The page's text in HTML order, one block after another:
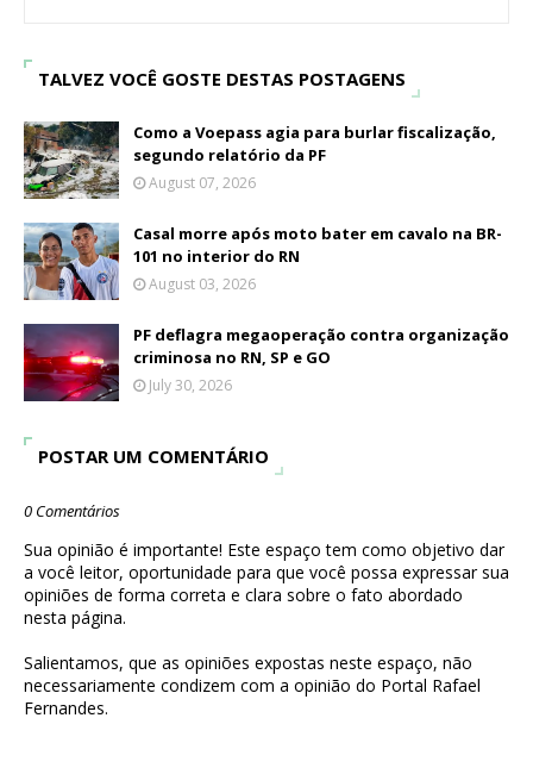
TALVEZ VOCÊ GOSTE DESTAS POSTAGENS
Como a Voepass agia para burlar fiscalização,
segundo relatório da PF
August 07, 2026
Casal morre após moto bater em cavalo na BR-
101 no interior do RN
August 03, 2026
PF deflagra megaoperação contra organização
criminosa no RN, SP e GO
July 30, 2026
POSTAR UM COMENTÁRIO
0 Comentários
Sua opinião é importante! Este espaço tem como objetivo dar
a você leitor, oportunidade para que você possa expressar sua
opiniões de forma correta e clara sobre o fato abordado
nesta página.
Salientamos, que as opiniões expostas neste espaço, não
necessariamente condizem com a opinião do Portal Rafael
Fernandes.